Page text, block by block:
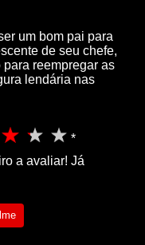
um bom pai para
de seu chefe,
reempregar as
lendária nas
*
a avaliar! Já